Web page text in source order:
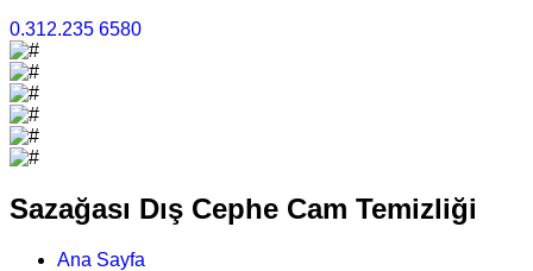
0.312.235 6580
Sazağası Dış Cephe Cam Temizliği
Ana Sayfa